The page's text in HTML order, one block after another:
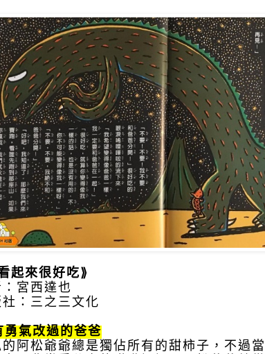
起來很好吃⟫
宮西達也
社：三之三文化
勇氣改過的爸爸
的阿松爺爺總是獨佔所有的甜柿子，不過